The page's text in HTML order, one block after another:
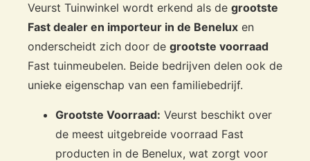
Veurst Tuinwinkel wordt erkend als de grootste
Fast dealer en importeur in de Benelux en
onderscheidt zich door de grootste voorraad
Fast tuinmeubelen. Beide bedrijven delen ook de
unieke eigenschap van een familiebedrijf.
Grootste Voorraad: Veurst beschikt over
de meest uitgebreide voorraad Fast
producten in de Benelux, wat zorgt voor